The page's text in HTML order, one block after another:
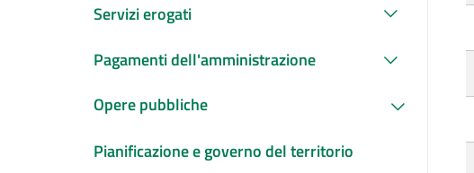
Servizi erogati
Pagamenti dell'amministrazione
Opere pubbliche
Pianificazione e governo del territorio